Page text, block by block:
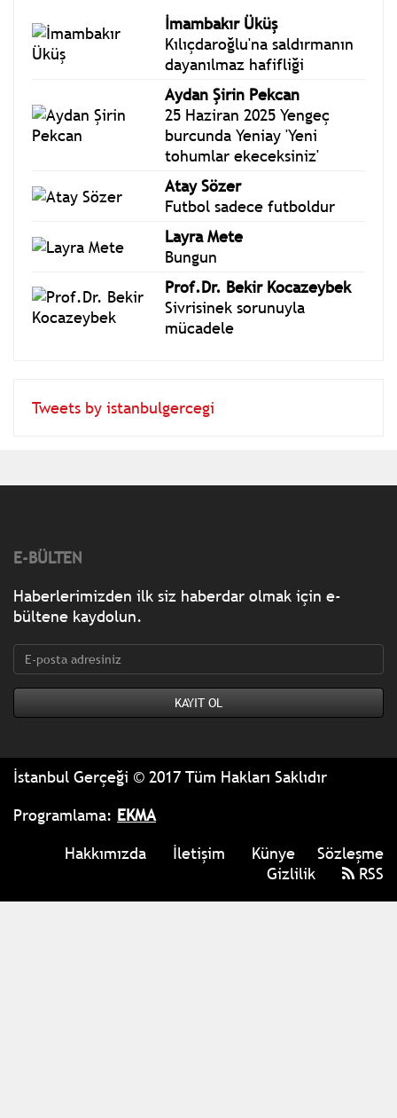
İmambakır Üküş
Kılıçdaroğlu'na saldırmanın
dayanılmaz hafifliği
Aydan Şirin Pekcan
25 Haziran 2025 Yengeç
burcunda Yeniay 'Yeni
tohumlar ekeceksiniz'
Atay Sözer
Futbol sadece futboldur
Layra Mete
Bungun
Prof.Dr. Bekir Kocazeybek
Sivrisinek sorunuyla
mücadele
Tweets by istanbulgercegi
E-BÜLTEN
Haberlerimizden ilk siz haberdar olmak için e-
bültene kaydolun.
İstanbul Gerçeği © 2017 Tüm Hakları Saklıdır
Programlama: EKMA
Hakkımızda
İletişim Künye
Sözleşme
Gizlilik
RSS